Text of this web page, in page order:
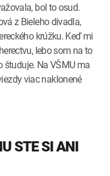
bol to osud.
z Bieleho divadla,
krúžku. Keď mi
lebo som na to
študuje. Na VŠMU ma
viac naklonené
STE SI ANI